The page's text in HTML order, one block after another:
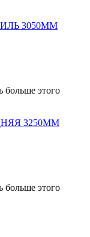
3050ММ
больше этого
3250ММ
больше этого